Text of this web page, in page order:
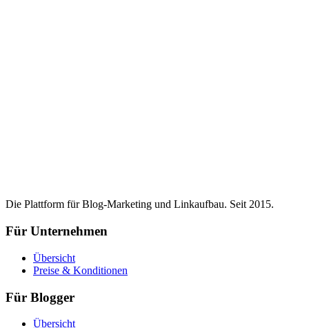
Die Plattform für Blog-Marketing und Linkaufbau. Seit 2015.
Für Unternehmen
Übersicht
Preise & Konditionen
Für Blogger
Übersicht